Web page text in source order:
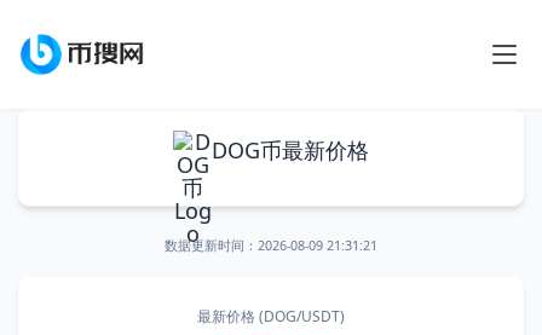
DOG币最新价格
数据更新时间： 2026-08-09 21:31:21
最新价格 (DOG/USDT)